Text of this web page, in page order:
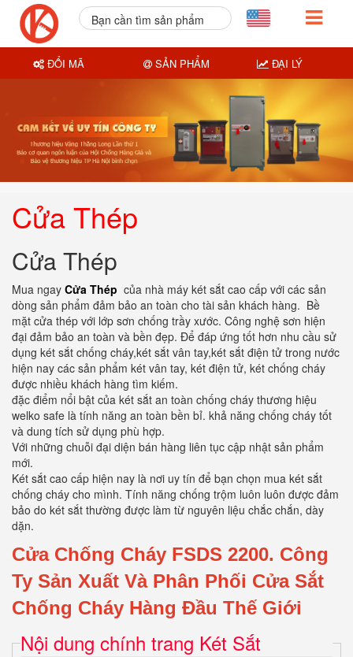
Cửa Thép
Cửa Thép
Mua ngay Cửa Thép của nhà máy két sắt cao cấp với các sản
dòng sản phẩm đảm bảo an toàn cho tài sản khách hàng. Bề
mặt cửa thép với lớp sơn chống trầy xước. Công nghệ sơn hiện
đại đảm bảo an toàn và bền đẹp. Để đáp ứng tốt hơn nhu cầu sử
dụng két sắt chống cháy,két sắt vân tay,két sắt điện tử trong nước
hiện nay các sản phẩm két vân tay, két điện tử, két chống cháy
được nhiều khách hàng tìm kiếm.
đặc điểm nổi bật của két sắt an toàn chống cháy thương hiệu
welko safe là tính năng an toàn bền bỉ. khả năng chống cháy tốt
và dung tích sử dụng phù hợp.
Với những chuỗi đại diện bán hàng liên tục cập nhật sản phẩm
mới.
Két sắt cao cấp hiện nay là nơi uy tín để bạn chọn mua két sắt
chống cháy cho mình. Tính năng chống trộm luôn luôn được đảm
bảo do két sắt thường được làm từ nguyên liệu chắc chắn, dày
dặn.
Cửa Chống Cháy FSDS 2200. Công
Ty Sản Xuất Và Phân Phối Cửa Sắt
Chống Cháy Hàng Đầu Thế Giới
Nội dung chính trang Két Sắt
Bạn cần tìm sản phẩm
ĐỔI MÃ SẢN PHẨM ĐẠI LÝ